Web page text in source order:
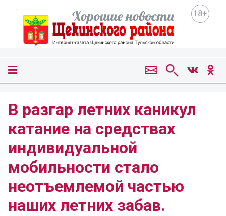
18+
В разгар летних каникул
катание на средствах
индивидуальной
мобильности стало
неотъемлемой частью
наших летних забав.